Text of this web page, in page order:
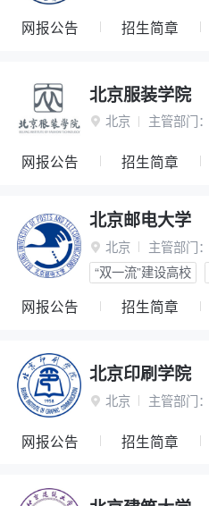
网报公告 招生简章
北京服装学院
 北京 主管部门：
网报公告 招生简章
北京邮电大学
 北京 主管部门：
“双一流”建设高校
网报公告 招生简章
北京印刷学院
 北京 主管部门：
网报公告 招生简章